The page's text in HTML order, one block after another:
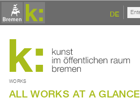
DE
WORKS
ALL WORKS AT A GLANCE